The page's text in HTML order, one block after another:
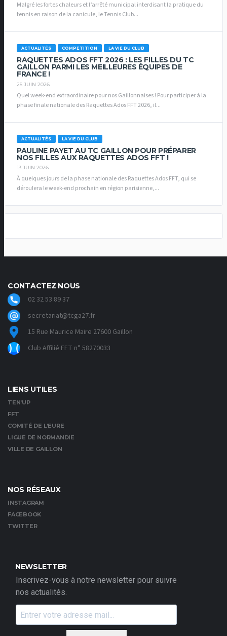
Malgré les fortes chaleurs et l’arrêté municipal interdisant la pratique du
tennis en raison de la canicule, le Tennis Club...
ACTUALITÉS COMPETITION LA VIE DU CLUB
RAQUETTES ADOS FFT 2026 : LES FILLES DU TC
GAILLON PARMI LES MEILLEURES ÉQUIPES DE
FRANCE !
25 JUIN 2026
Quel week-end extraordinaire pour nos Gaillonnaises ! Pour participer à la
phase finale nationale des Raquettes Ados FFT 2026, il...
ACTUALITÉS LA VIE DU CLUB
PAULINE PAYET AU TC GAILLON POUR PRÉPARER
NOS FILLES AUX RAQUETTES ADOS FFT !
13 JUIN 2026
À quelques jours de la phase nationale des Raquettes Ados FFT, qui se
déroulera le week-end prochain en région parisienne,...
CONTACTEZ NOUS
02 32 53 89 37
secretariat@tcga27.fr
15 Rue Maurice Maire 27600 Gaillon
Club Affilié FFT n° 58270033
LIENS UTILES
TEN’UP
FFT
COMITÉ DE L’EURE
LIGUE DE NORMANDIE
VILLE DE GAILLON
NOS RÉSEAUX
INSTAGRAM
FACEBOOK
TWITTER
NEWSLETTER
Inscrivez-vous à notre newsletter pour suivre
nos actualités.